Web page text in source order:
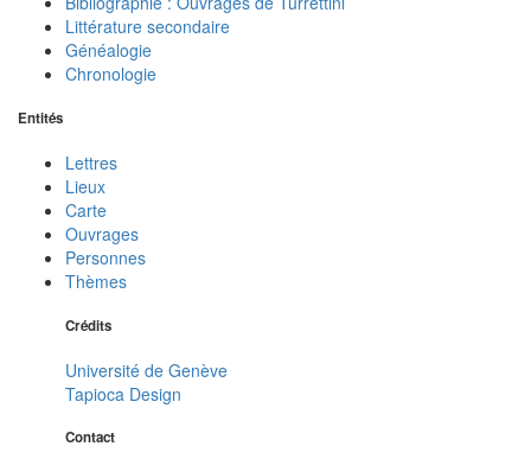
Littérature secondaire
Généalogie
Chronologie
Entités
Lettres
Lieux
Carte
Ouvrages
Personnes
Thèmes
Crédits
Université de Genève
Tapioca Design
Contact